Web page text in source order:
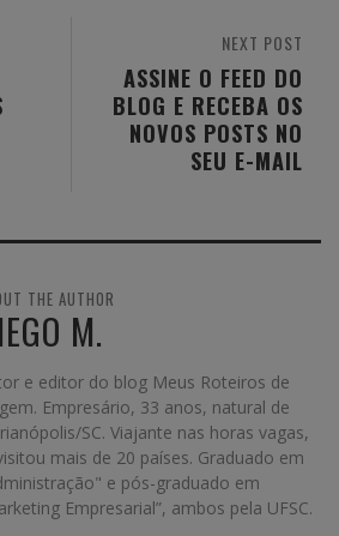
NEXT POST
ASSINE O FEED DO
BLOG E RECEBA OS
NOVOS POSTS NO
SEU E-MAIL
THE AUTHOR
M.
e editor do blog Meus Roteiros de
Empresário, 33 anos, natural de
SC. Viajante nas horas vagas,
mais de 20 países. Graduado em
e pós-graduado em
Empresarial”, ambos pela UFSC.